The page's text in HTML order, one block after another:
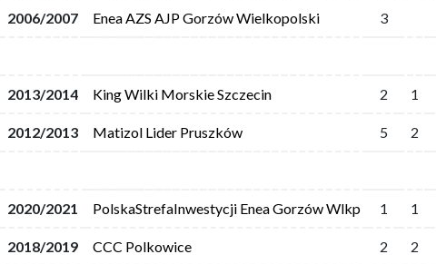
2006/2007 Enea AZS AJP Gorzów Wielkopolski 3
2013/2014 King Wilki Morskie Szczecin 2 1
2012/2013 Matizol Lider Pruszków 5 2
2020/2021 PolskaStrefaInwestycji Enea Gorzów Wlkp 1 1
2018/2019 CCC Polkowice 2 2